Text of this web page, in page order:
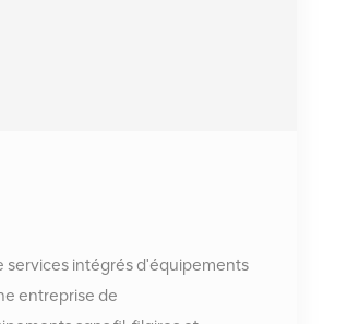
services intégrés d'équipements
entreprise de